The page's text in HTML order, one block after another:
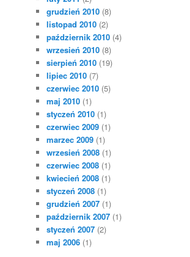
grudzień 2010 (8)
listopad 2010 (2)
październik 2010 (4)
wrzesień 2010 (8)
sierpień 2010 (19)
lipiec 2010 (7)
czerwiec 2010 (5)
maj 2010 (1)
styczeń 2010 (1)
czerwiec 2009 (1)
marzec 2009 (1)
wrzesień 2008 (1)
czerwiec 2008 (1)
kwiecień 2008 (1)
styczeń 2008 (1)
grudzień 2007 (1)
październik 2007 (1)
styczeń 2007 (2)
maj 2006 (1)